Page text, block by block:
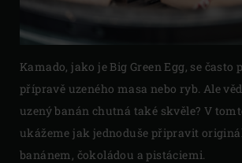
Kamado, jako je Big Green Egg, se často
přípravě uzeného masa nebo ryb. Ale
uzený banán chutná také skvěle? V
ukážeme jak jednoduše připravit
banánem, čokoládou a pistáciemi.